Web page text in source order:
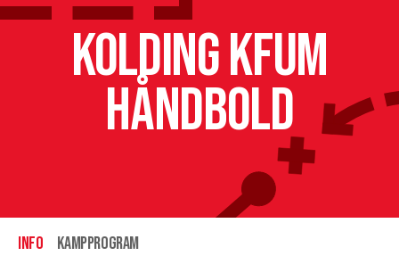
Kolding KFUM
Håndbold
INFO Kampprogram